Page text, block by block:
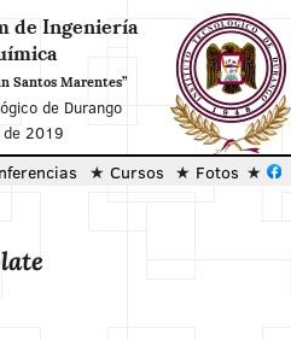
de Ingeniería
Santos Marentes”
de Durango
2019
Cursos Fotos